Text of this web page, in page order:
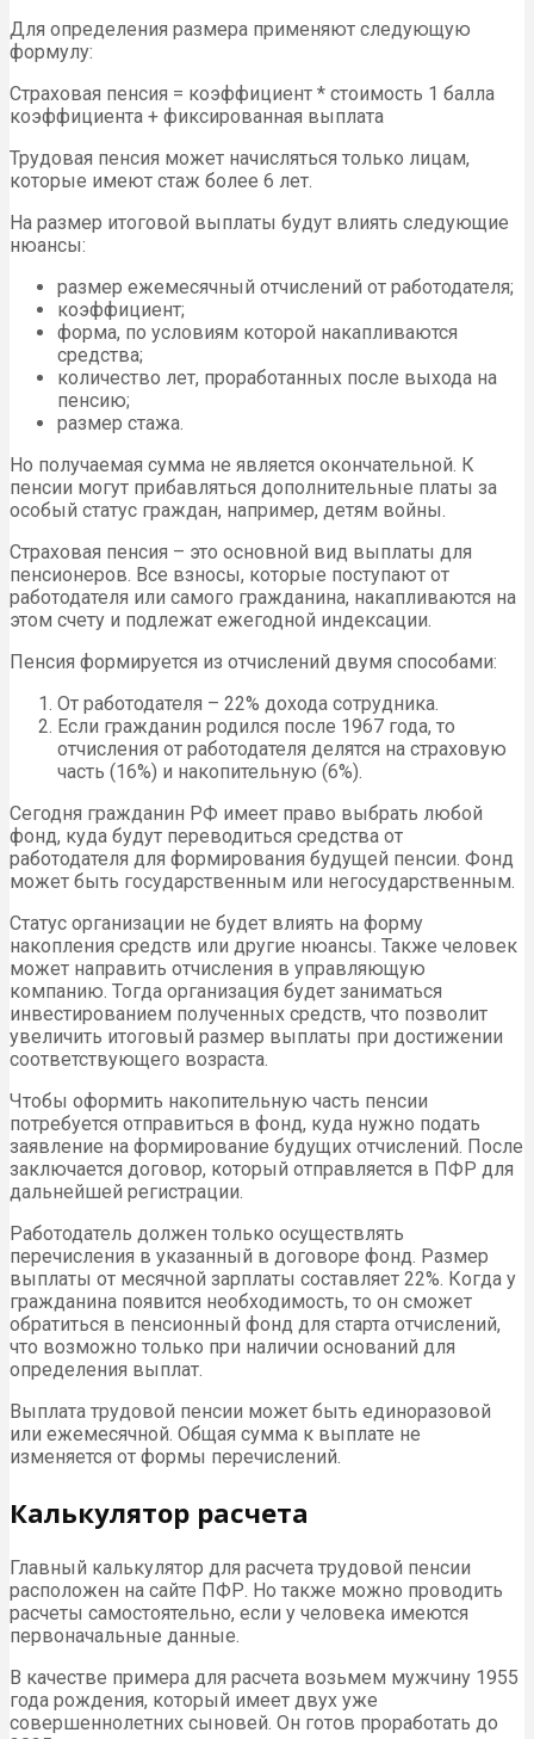
Для определения размера применяют следующую
формулу:
Страховая пенсия = коэффициент * стоимость 1 балла
коэффициента + фиксированная выплата
Трудовая пенсия может начисляться только лицам,
которые имеют стаж более 6 лет.
На размер итоговой выплаты будут влиять следующие
нюансы:
размер ежемесячный отчислений от работодателя;
коэффициент;
форма, по условиям которой накапливаются
средства;
количество лет, проработанных после выхода на
пенсию;
размер стажа.
Но получаемая сумма не является окончательной. К
пенсии могут прибавляться дополнительные платы за
особый статус граждан, например, детям войны.
Страховая пенсия – это основной вид выплаты для
пенсионеров. Все взносы, которые поступают от
работодателя или самого гражданина, накапливаются на
этом счету и подлежат ежегодной индексации.
Пенсия формируется из отчислений двумя способами:
От работодателя – 22% дохода сотрудника.
Если гражданин родился после 1967 года, то
отчисления от работодателя делятся на страховую
часть (16%) и накопительную (6%).
Сегодня гражданин РФ имеет право выбрать любой
фонд, куда будут переводиться средства от
работодателя для формирования будущей пенсии. Фонд
может быть государственным или негосударственным.
Статус организации не будет влиять на форму
накопления средств или другие нюансы. Также человек
может направить отчисления в управляющую
компанию. Тогда организация будет заниматься
инвестированием полученных средств, что позволит
увеличить итоговый размер выплаты при достижении
соответствующего возраста.
Чтобы оформить накопительную часть пенсии
потребуется отправиться в фонд, куда нужно подать
заявление на формирование будущих отчислений. После
заключается договор, который отправляется в ПФР для
дальнейшей регистрации.
Работодатель должен только осуществлять
перечисления в указанный в договоре фонд. Размер
выплаты от месячной зарплаты составляет 22%. Когда у
гражданина появится необходимость, то он сможет
обратиться в пенсионный фонд для старта отчислений,
что возможно только при наличии оснований для
определения выплат.
Выплата трудовой пенсии может быть единоразовой
или ежемесячной. Общая сумма к выплате не
изменяется от формы перечислений.
Калькулятор расчета
Главный калькулятор для расчета трудовой пенсии
расположен на сайте ПФР. Но также можно проводить
расчеты самостоятельно, если у человека имеются
первоначальные данные.
В качестве примера для расчета возьмем мужчину 1955
года рождения, который имеет двух уже
совершеннолетних сыновей. Он готов проработать до